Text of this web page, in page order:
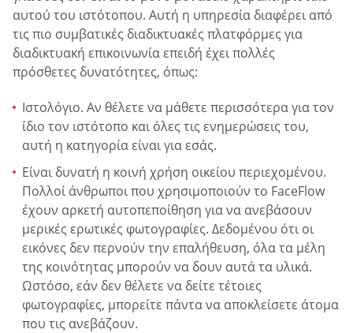
αυτού του ιστότοπου. Αυτή η υπηρεσία διαφέρει από
τις πιο συμβατικές διαδικτυακές πλατφόρμες για
διαδικτυακή επικοινωνία επειδή έχει πολλές
πρόσθετες δυνατότητες, όπως:
Ιστολόγιο. Αν θέλετε να μάθετε περισσότερα για τον
ίδιο τον ιστότοπο και όλες τις ενημερώσεις του,
αυτή η κατηγορία είναι για εσάς.
Είναι δυνατή η κοινή χρήση οικείου περιεχομένου.
Πολλοί άνθρωποι που χρησιμοποιούν το FaceFlow
έχουν αρκετή αυτοπεποίθηση για να ανεβάσουν
μερικές ερωτικές φωτογραφίες. Δεδομένου ότι οι
εικόνες δεν περνούν την επαλήθευση, όλα τα μέλη
της κοινότητας μπορούν να δουν αυτά τα υλικά.
Ωστόσο, εάν δεν θέλετε να δείτε τέτοιες
φωτογραφίες, μπορείτε πάντα να αποκλείσετε άτομα
που τις ανεβάζουν.